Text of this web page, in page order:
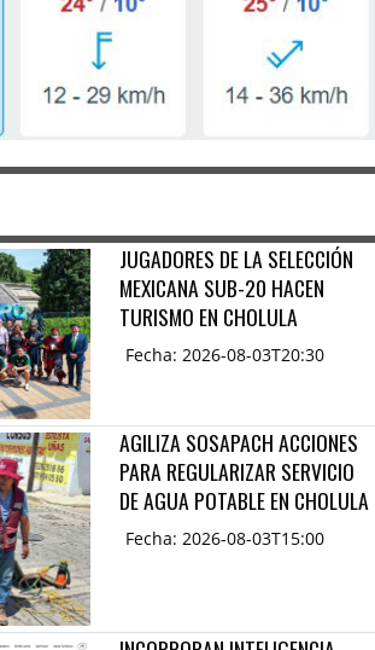
JUGADORES DE LA SELECCIÓN
MEXICANA SUB-20 HACEN
TURISMO EN CHOLULA
Fecha: 2026-08-03T20:30
AGILIZA SOSAPACH ACCIONES
PARA REGULARIZAR SERVICIO
DE AGUA POTABLE EN CHOLULA
Fecha: 2026-08-03T15:00